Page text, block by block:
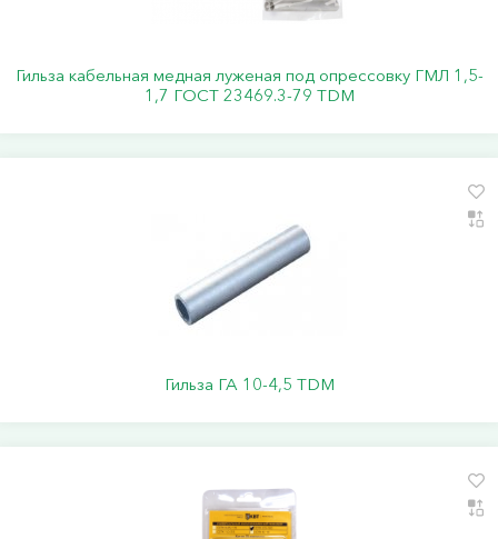
Гильза кабельная медная луженая под опрессовку ГМЛ 1,5-
1,7 ГОСТ 23469.3-79 TDM
Гильза ГА 10-4,5 TDM